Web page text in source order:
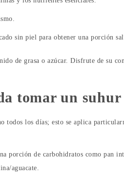
sin piel para obtener una porción
de grasa o azúcar. Disfrute de su
tomar un
los días; esto se aplica
porción de carbohidratos como pan
aguacate.